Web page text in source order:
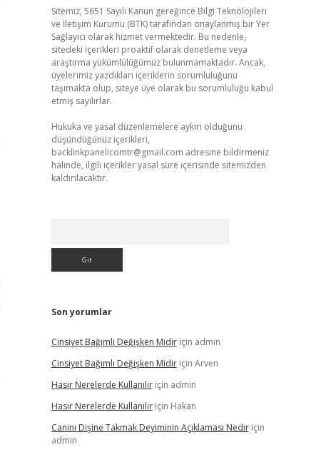
Sitemiz, 5651 Sayılı Kanun gereğince Bilgi Teknolojileri
ve İletişim Kurumu (BTK) tarafından onaylanmış bir Yer
Sağlayıcı olarak hizmet vermektedir. Bu nedenle,
sitedeki içerikleri proaktif olarak denetleme veya
araştırma yükümlülüğümüz bulunmamaktadır. Ancak,
üyelerimiz yazdıkları içeriklerin sorumluluğunu
taşımakta olup, siteye üye olarak bu sorumluluğu kabul
etmiş sayılırlar.
Hukuka ve yasal düzenlemelere aykırı olduğunu
düşündüğünüz içerikleri,
backlinkpanelicomtr@gmail.com adresine bildirmeniz
halinde, ilgili içerikler yasal süre içerisinde sitemizden
kaldırılacaktır.
Son yorumlar
Cinsiyet Bağımlı Değişken Midiriçin admin
Cinsiyet Bağımlı Değişken Midiriçin Arven
Hasır Nerelerde Kullanılıriçin admin
Hasır Nerelerde Kullanılıriçin Hakan
Canını Dişine Takmak Deyiminin Açıklaması Nediriçin
admin